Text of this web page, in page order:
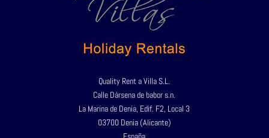
Quality Rent a Villa S.L.
Calle Dársena de babor s.n.
La Marina de Denia, Edif. F2, Local 3
03700 Denia (Alicante)